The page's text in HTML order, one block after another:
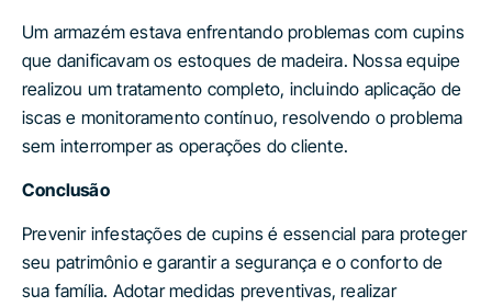
Um armazém estava enfrentando problemas com cupins
que danificavam os estoques de madeira. Nossa equipe
realizou um tratamento completo, incluindo aplicação de
iscas e monitoramento contínuo, resolvendo o problema
sem interromper as operações do cliente.
Conclusão
Prevenir infestações de cupins é essencial para proteger
seu patrimônio e garantir a segurança e o conforto de
sua família. Adotar medidas preventivas, realizar